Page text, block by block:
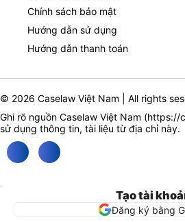
Chính sách bảo mật
Hướng dẫn sử dụng
Hướng dẫn thanh toán
© 2026 Caselaw Việt Nam | All rights
Ghi rõ nguồn Caselaw Việt Nam (https://
sử dụng thông tin, tài liệu từ địa chỉ này.
Tạo tài
Đăng ký bằng